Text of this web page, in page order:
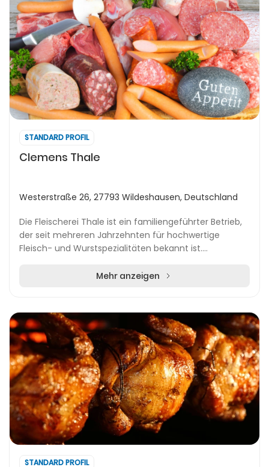
STANDARD PROFIL
Clemens Thale
Westerstraße 26, 27793 Wildeshausen, Deutschland
Die Fleischerei Thale ist ein familiengeführter Betrieb,
der seit mehreren Jahrzehnten für hochwertige
Fleisch- und Wurstspezialitäten bekannt ist.
Mehr anzeigen
STANDARD PROFIL